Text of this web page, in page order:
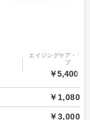
エイジングケア・リ
プ
￥5,400～
￥1,080
￥3,000